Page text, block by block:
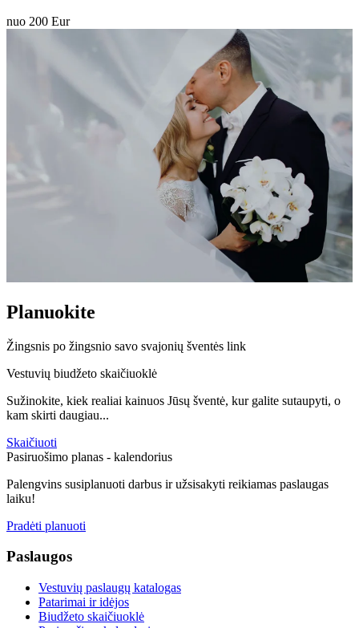
nuo 200 Eur
Planuokite
Žingsnis po žingsnio savo svajonių šventės link
Vestuvių biudžeto skaičiuoklė
Sužinokite, kiek realiai kainuos Jūsų šventė, kur galite sutaupyti, o
kam skirti daugiau...
Skaičiuoti
Pasiruošimo planas - kalendorius
Palengvins susiplanuoti darbus ir užsisakyti reikiamas paslaugas
laiku!
Pradėti planuoti
Paslaugos
Vestuvių paslaugų katalogas
Patarimai ir idėjos
Biudžeto skaičiuoklė